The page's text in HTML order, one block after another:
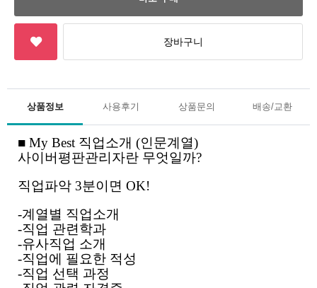
상품정보 사용후기 상품문의 배송/교환
■ My Best 직업소개 (인문계열)
사이버평판관리자란 무엇일까?
직업파악 3분이면 OK!
-계열별 직업소개
-직업 관련학과
-유사직업 소개
-직업에 필요한 적성
-직업 선택 과정